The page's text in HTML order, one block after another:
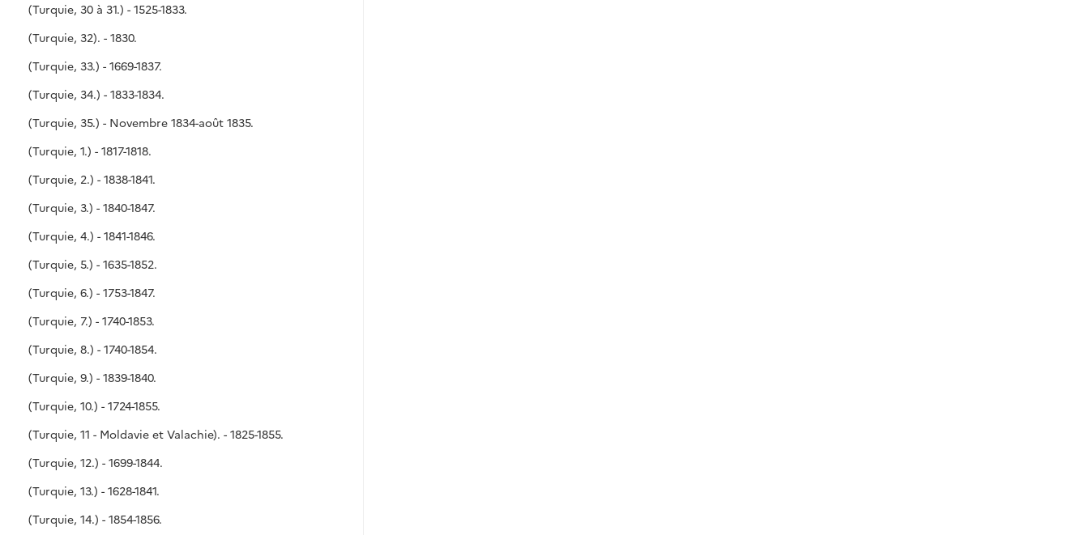
(Turquie, 30 à 31.) - 1525-1833.
(Turquie, 32). - 1830.
(Turquie, 33.) - 1669-1837.
(Turquie, 34.) - 1833-1834.
(Turquie, 35.) - Novembre 1834-août 1835.
(Turquie, 1.) - 1817-1818.
(Turquie, 2.) - 1838-1841.
(Turquie, 3.) - 1840-1847.
(Turquie, 4.) - 1841-1846.
(Turquie, 5.) - 1635-1852.
(Turquie, 6.) - 1753-1847.
(Turquie, 7.) - 1740-1853.
(Turquie, 8.) - 1740-1854.
(Turquie, 9.) - 1839-1840.
(Turquie, 10.) - 1724-1855.
(Turquie, 11 - Moldavie et Valachie). - 1825-1855.
(Turquie, 12.) - 1699-1844.
(Turquie, 13.) - 1628-1841.
(Turquie, 14.) - 1854-1856.